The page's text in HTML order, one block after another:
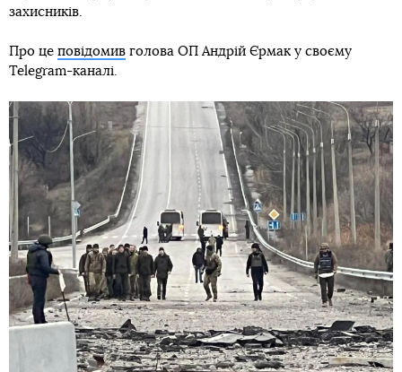
захисників.
Про це повідомив голова ОП Андрій Єрмак у своєму
Telegram-каналі.